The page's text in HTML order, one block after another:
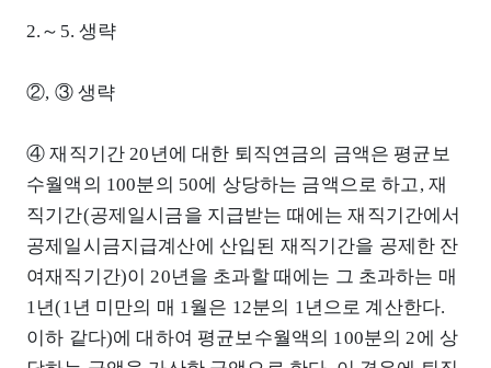
2.～5. 생략
②, ③ 생략
④ 재직기간 20년에 대한 퇴직연금의 금액은 평균보
수월액의 100분의 50에 상당하는 금액으로 하고, 재
직기간(공제일시금을 지급받는 때에는 재직기간에서
공제일시금지급계산에 산입된 재직기간을 공제한 잔
여재직기간)이 20년을 초과할 때에는 그 초과하는 매
1년(1년 미만의 매 1월은 12분의 1년으로 계산한다.
이하 같다)에 대하여 평균보수월액의 100분의 2에 상